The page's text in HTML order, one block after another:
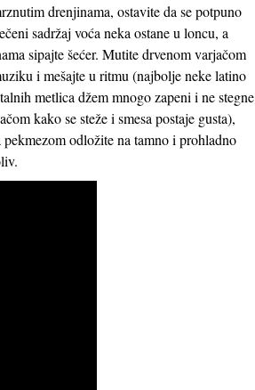
drenjinama, ostavite da se potpuno
sadržaj voća neka ostane u loncu, a
sipajte šećer. Mutite drvenom varjačom
i mešajte u ritmu (najbolje neke latino
metlica džem mnogo zapeni i ne stegne
kako se steže i smesa postaje gusta),
odložite na tamno i prohladno